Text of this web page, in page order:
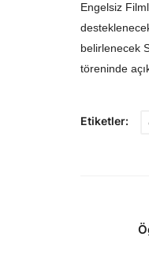
Engelsiz
belirlenecek
töreninde
Etiketler: